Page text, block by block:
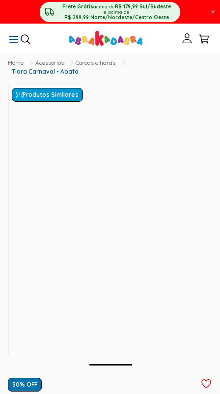
Frete Grátisacima deR$ 179,99 Sul/Sudeste
e acima de
R$ 299,99 Norte/Nordeste/Centro Oeste
X
Acessórios
Coroas e tiaras
Tiara Carnaval - Abafa
Produtos Similares
50% OFF